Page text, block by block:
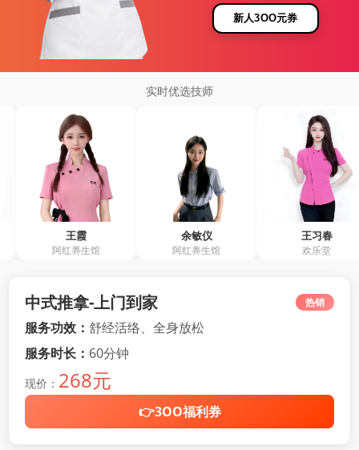
新人3OO元券
实时优选技师
中式推拿-上门到家 热销
服务功效： 舒经活络、全身放松
服务时长： 60分钟
现价： 268元
👉3OO福利券